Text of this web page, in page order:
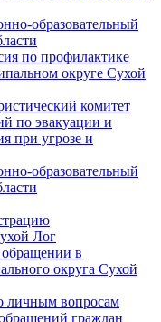
образовательный
по профилактике
округе Сухой
комитет
по эвакуации и
при угрозе и
образовательный
Лог
обращении в
округа Сухой
личным вопросам
граждан